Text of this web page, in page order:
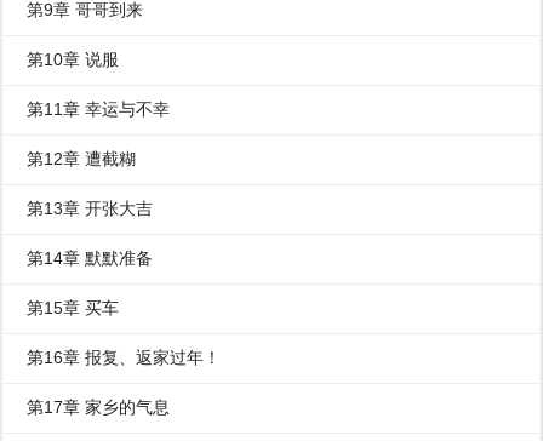
第9章 哥哥到来
第10章 说服
第11章 幸运与不幸
第12章 遭截糊
第13章 开张大吉
第14章 默默准备
第15章 买车
第16章 报复、返家过年！
第17章 家乡的气息